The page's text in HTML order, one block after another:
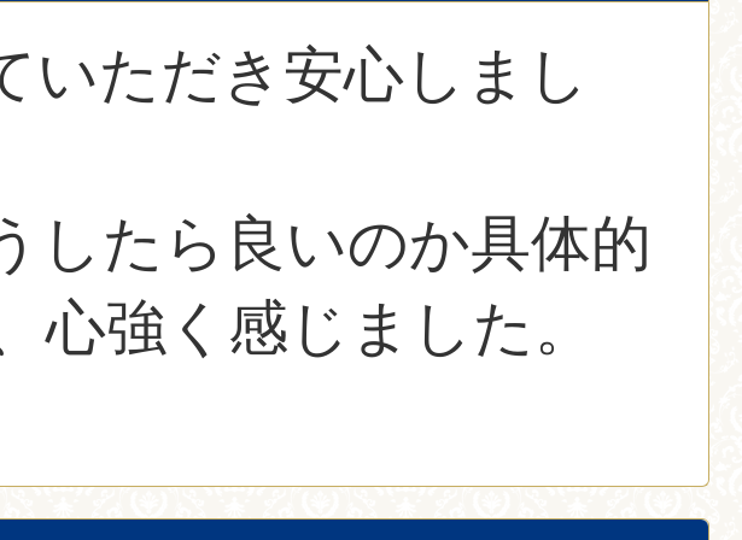
いただき安心しまし
したら良いのか具体的
強く感じました。